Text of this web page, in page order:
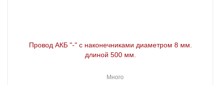
Провод АКБ "-" с наконечниками диаметром 8 мм.
длиной 500 мм.
Много